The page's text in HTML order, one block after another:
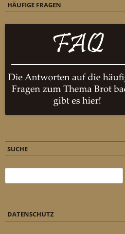
HÄUFIGE FRAGEN
SUCHE
DATENSCHUTZ